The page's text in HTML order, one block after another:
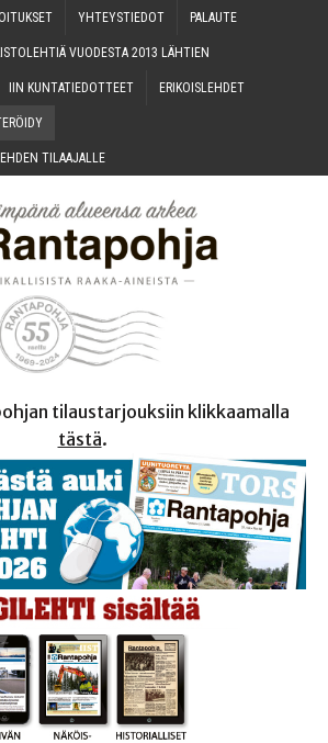
YHTEYS­TIE­DOT PALAU­TE
VUO­DES­TA 2013 LÄHTIEN
IIN KUN­TA­TIE­DOT­TEET ERI­KOIS­LEH­DET
TILAAJALLE
tilaustarjouksiin klikkaamalla
tästä.